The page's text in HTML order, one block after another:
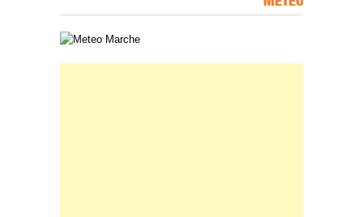
Carta meteorologica delle Marche